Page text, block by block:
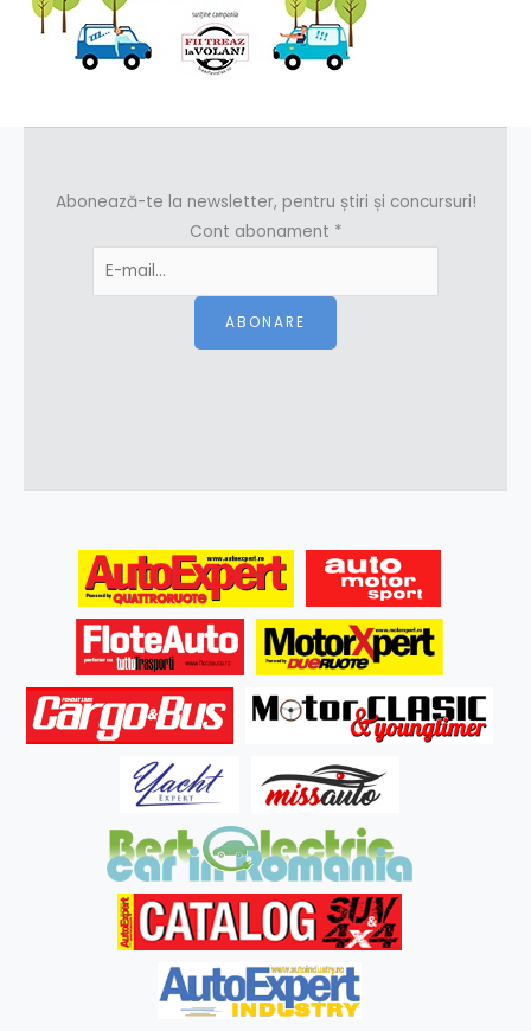
Abonează-te la newsletter, pentru știri și concursuri!
Cont abonament *
ABONARE